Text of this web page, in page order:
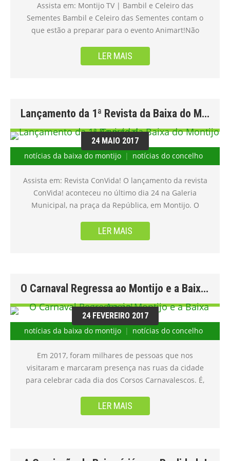
Assista em: Montijo TV | Bambil e Celeiro das
Sementes Bambil e Celeiro das Sementes contam o
que estão a preparar para o evento Animart!Não
conteúdos.Loja Bambil Cristina Fuste#montijotv
#ideiastv #montijo #portugal #conteúdo #vídeo
LER MAIS
Lançamento da 1ª Revista da Baixa do Montijo Convida!
24 MAIO 2017
notícias da baixa do montijo
notícias do concelho
Assista em: Revista ConVida! O lançamento da revista
ConVida! aconteceu no último dia 24 na Galeria
Municipal, na praça da República, em Montijo. O
ConVida.Estivemos no local e estas são algumas
imagens do evento.#ideiastv #ideiasindomaveis
Indomáveis em Sexta-feira, 26 de Maio de 2017
LER MAIS
O Carnaval Regressa ao Montijo e a Baixa Apoia!
24 FEVEREIRO 2017
notícias da baixa do montijo
notícias do concelho
Em 2017, foram milhares de pessoas que nos
visitaram e marcaram presença nas ruas da cidade
para celebrar cada dia dos Corsos Carnavalescos. É,
região, de feições populares, sem muita exuberância e
luxúria, mas com muita alegria e folia, num verdadeiro
LER MAIS